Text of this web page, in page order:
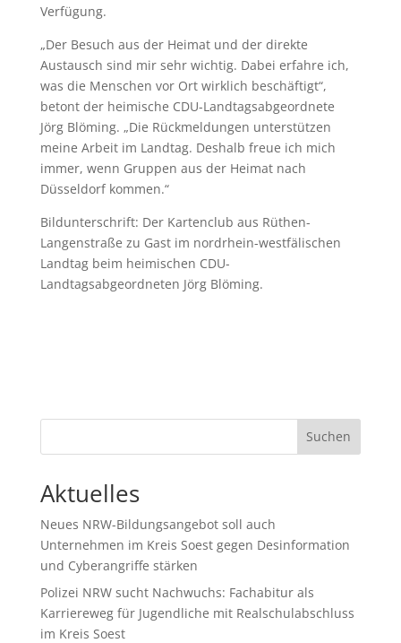
Verfügung.
„Der Besuch aus der Heimat und der direkte
Austausch sind mir sehr wichtig. Dabei erfahre ich,
was die Menschen vor Ort wirklich beschäftigt“,
betont der heimische CDU-Landtagsabgeordnete
Jörg Blöming. „Die Rückmeldungen unterstützen
meine Arbeit im Landtag. Deshalb freue ich mich
immer, wenn Gruppen aus der Heimat nach
Düsseldorf kommen.“
Bildunterschrift: Der Kartenclub aus Rüthen-
Langenstraße zu Gast im nordrhein-westfälischen
Landtag beim heimischen CDU-
Landtagsabgeordneten Jörg Blöming.
Suchen
Aktuelles
Neues NRW-Bildungsangebot soll auch
Unternehmen im Kreis Soest gegen Desinformation
und Cyberangriffe stärken
Polizei NRW sucht Nachwuchs: Fachabitur als
Karriereweg für Jugendliche mit Realschulabschluss
im Kreis Soest